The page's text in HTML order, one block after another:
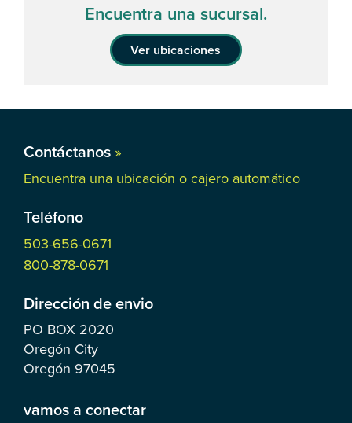
Encuentra una sucursal.
Ver ubicaciones
Contáctanos »
Encuentra una ubicación o cajero automático
Teléfono
503-656-0671
800-878-0671
Dirección de envio
PO BOX 2020
Oregón City
Oregón 97045
vamos a conectar